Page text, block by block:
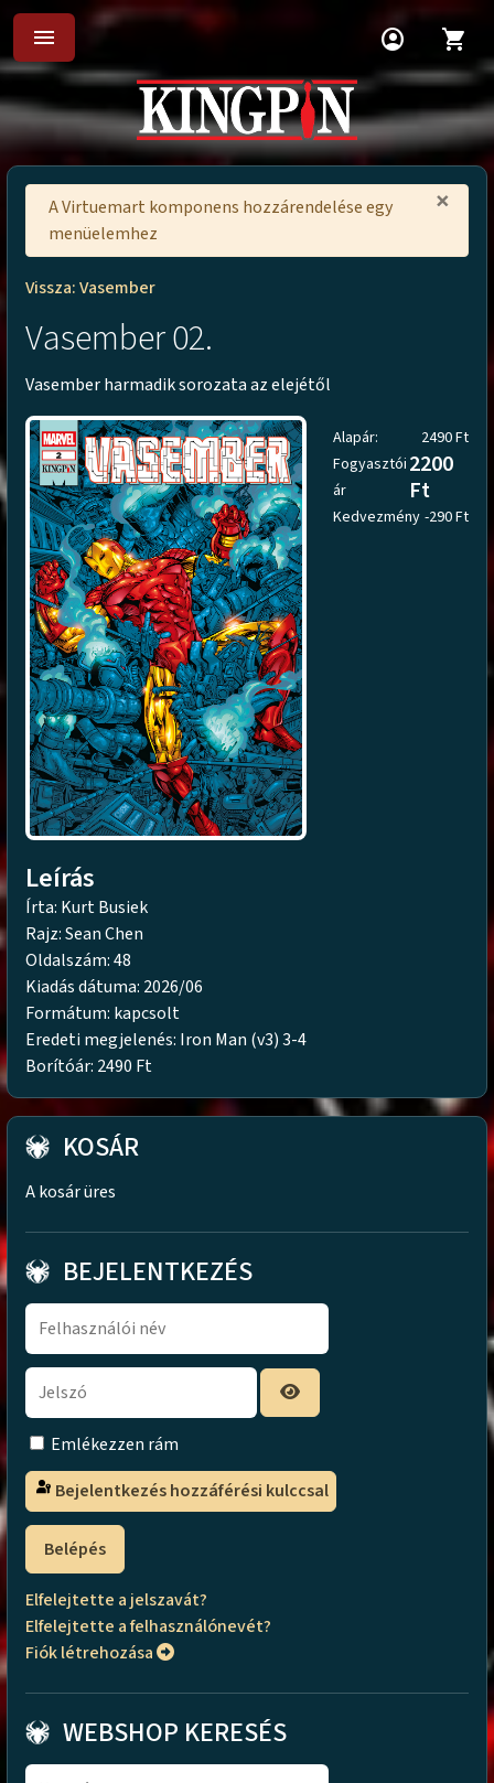
menu account_circle shopping_cart
×
A Virtuemart komponens hozzárendelése egy
menüelemhez
Vissza: Vasember
Vasember 02.
Vasember harmadik sorozata az elejétől
Alapár:
2490 Ft
Fogyasztói
ár
2200
Ft
Kedvezmény -290 Ft
Leírás
Írta: Kurt Busiek
Rajz: Sean Chen
Oldalszám: 48
Kiadás dátuma: 2026/06
Formátum: kapcsolt
Eredeti megjelenés: Iron Man (v3) 3-4
Borítóár: 2490 Ft
KOSÁR
A kosár üres
BEJELENTKEZÉS
Emlékezzen rám
Bejelentkezés hozzáférési kulccsal
Belépés
Elfelejtette a jelszavát?
Elfelejtette a felhasználónevét?
Fiók létrehozása
WEBSHOP KERESÉS